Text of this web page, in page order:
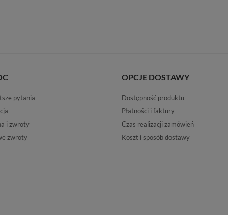
pytania
i zwroty
zwroty
OPCJE DOSTAWY
Dostępność produktu
Płatności i faktury
Czas realizacji zamówień
Koszt i sposób dostawy